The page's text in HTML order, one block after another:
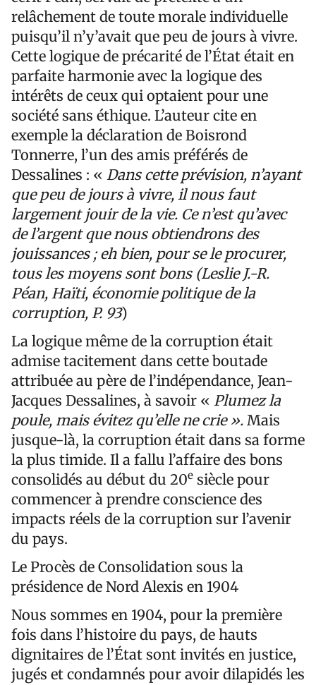
relâchement de toute morale individuelle
puisqu’il n’y’avait que peu de jours à vivre.
Cette logique de précarité de l’État était en
parfaite harmonie avec la logique des
intérêts de ceux qui optaient pour une
société sans éthique. L’auteur cite en
exemple la déclaration de Boisrond
Tonnerre, l’un des amis préférés de
Dessalines : « Dans cette prévision, n’ayant
que peu de jours à vivre, il nous faut
largement jouir de la vie. Ce n’est qu’avec
de l’argent que nous obtiendrons des
jouissances ; eh bien, pour se le procurer,
tous les moyens sont bons (Leslie J.-R.
Péan, Haïti, économie politique de la
corruption, P. 93)
La logique même de la corruption était
admise tacitement dans cette boutade
attribuée au père de l’indépendance, Jean-
Jacques Dessalines, à savoir « Plumez la
poule, mais évitez qu’elle ne crie ». Mais
jusque-là, la corruption était dans sa forme
la plus timide. Il a fallu l’affaire des bons
consolidés au début du 20e siècle pour
commencer à prendre conscience des
impacts réels de la corruption sur l’avenir
du pays.
Le Procès de Consolidation sous la
présidence de Nord Alexis en 1904
Nous sommes en 1904, pour la première
fois dans l’histoire du pays, de hauts
dignitaires de l’État sont invités en justice,
jugés et condamnés pour avoir dilapidés les